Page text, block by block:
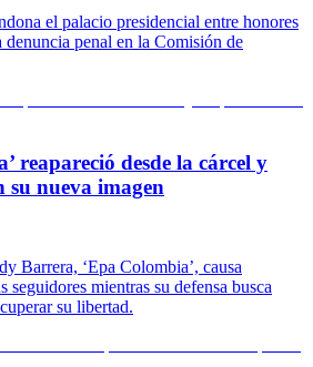
el palacio presidencial entre honores
denuncia penal en la Comisión de
reapareció desde la cárcel y
su nueva imagen
Barrera, ‘Epa Colombia’, causa
seguidores mientras su defensa busca
su libertad.